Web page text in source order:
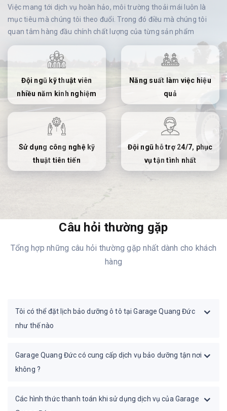
Việc mang tới dịch vụ hoàn hảo, môi trường thoải mái luôn là
mục tiêu mà chúng tôi theo đuổi. Trong đó điều mà chúng tôi
quan tâm hàng đầu chính chất lượng của từng sản phẩm
Đội ngũ kỹ thuật viên
nhiều năm kinh nghiệm
Năng suất làm việc hiệu
quả
Sử dụng công nghệ kỹ
thuật tiên tiến
Đội ngũ hỗ trợ 24/7, phục
vụ tận tình nhất
Câu hỏi thường gặp
Tổng hợp những câu hỏi thường gặp nhất dành cho khách
hàng
Tôi có thể đặt lịch bảo dưỡng ô tô tại Garage Quang Đức
như thế nào
Garage Quang Đức có cung cấp dịch vụ bảo dưỡng tận nơi
không ?
Các hình thức thanh toán khi sử dụng dịch vụ của Garage